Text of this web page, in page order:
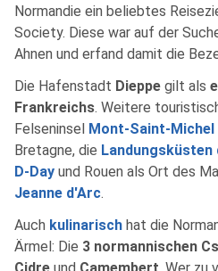
Normandie ein beliebtes
Society. Diese war auf der
Ahnen und erfand damit die
Die Hafenstadt Dieppe gilt als
Frankreichs. Weitere
Felseninsel Mont-Saint-Michel
Bretagne, die Landungsküsten
D-Day und Rouen als Ort des
Jeanne d'Arc.
Auch kulinarisch hat die
Ärmel: Die 3 normannischen Cs